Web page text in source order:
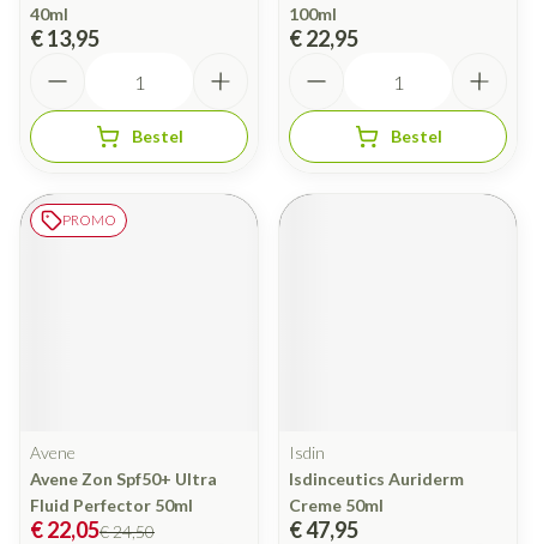
40ml
€ 13,95
Bestel
100ml
€ 22,95
Bestel
PROMO
Avene
Avene Zon Spf50+ Ultra
Fluid Perfector 50ml
€ 24,50
€ 22,05
Isdin
Isdinceutics Auriderm
Creme 50ml
€ 47,95